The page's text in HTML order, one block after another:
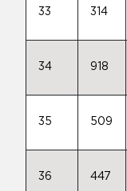
33 314
34 918
35 509
36 447